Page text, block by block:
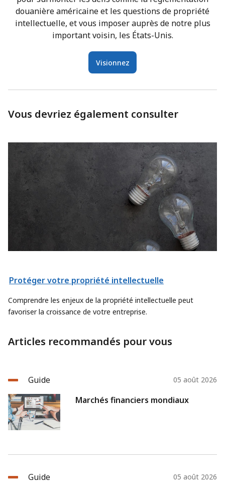
douanière américaine et les questions de propriété
intellectuelle, et vous imposer auprès de notre plus
important voisin, les États-Unis.
Visionnez
Vous devriez également consulter
Protéger votre propriété intellectuelle
Comprendre les enjeux de la propriété intellectuelle peut
favoriser la croissance de votre entreprise.
Articles recommandés pour vous
Guide 05 août 2026
Marchés financiers mondiaux
Guide 05 août 2026